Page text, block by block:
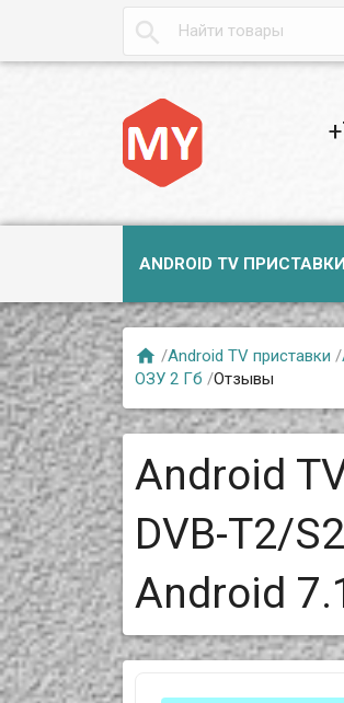

ANDROID TV ПРИСТАВКИ
 /Android TV приставки /
ОЗУ 2 Гб /Отзывы
Android
DVB-T2/
Android